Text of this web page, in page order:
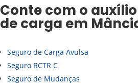
Conte com o
de carga em
Seguro de Carga Avulsa
Seguro RCTR C
Seguro de Mudanças